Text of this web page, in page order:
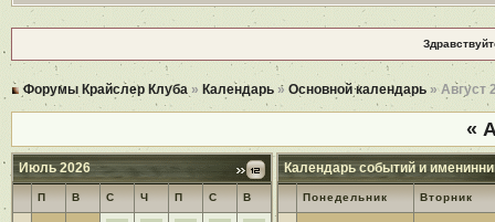
Форумы Крайслер Клуба » Календарь» Основной календарь» Август
«
Июль 2026
П В С Ч П С В
Календарь событий и
Понедельник Вторник